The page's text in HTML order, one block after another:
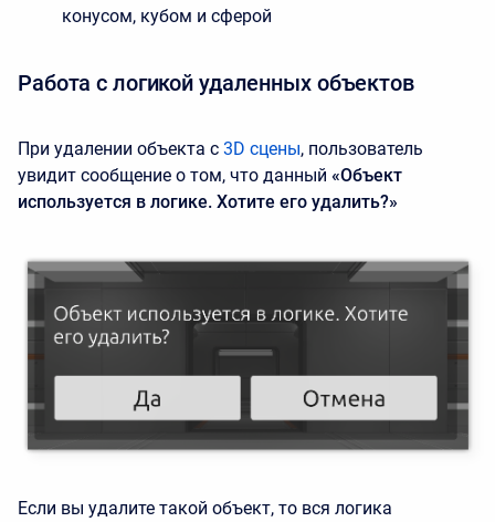
конусом, кубом и сферой
Работа с логикой удаленных объектов
При удалении объекта с 3D сцены, пользователь
увидит сообщение о том, что данный «Объект
используется в логике. Хотите его удалить?»
Если вы удалите такой объект, то вся логика